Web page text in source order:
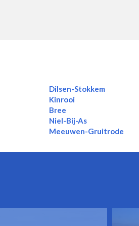
Dilsen-Stokkem
Kinrooi
Bree
Niel-Bij-As
Meeuwen-Gruitrode